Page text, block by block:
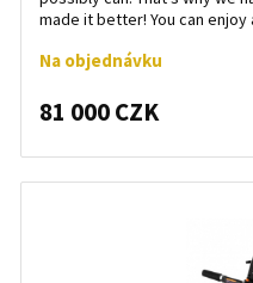
made it better! You can
Na objednávku
81 000 CZK